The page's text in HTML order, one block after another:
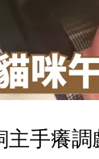
主手癢調